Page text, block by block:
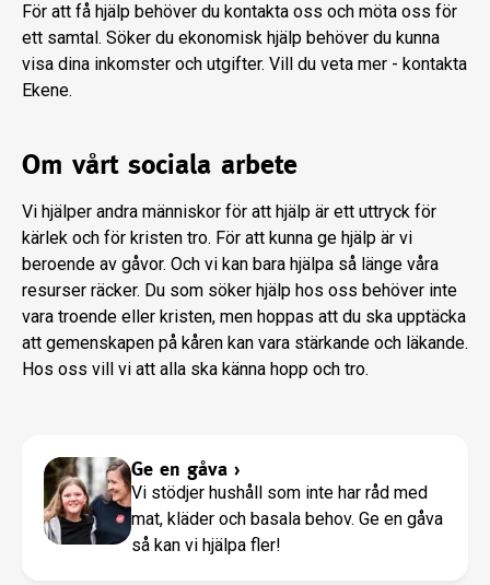
För att få hjälp behöver du kontakta oss och möta oss för
ett samtal. Söker du ekonomisk hjälp behöver du kunna
visa dina inkomster och utgifter. Vill du veta mer - kontakta
Ekene.
Om vårt sociala arbete
Vi hjälper andra människor för att hjälp är ett uttryck för
kärlek och för kristen tro. För att kunna ge hjälp är vi
beroende av gåvor. Och vi kan bara hjälpa så länge våra
resurser räcker. Du som söker hjälp hos oss behöver inte
vara troende eller kristen, men hoppas att du ska upptäcka
att gemenskapen på kåren kan vara stärkande och läkande.
Hos oss vill vi att alla ska känna hopp och tro.
Ge en gåva ›
Vi stödjer hushåll som inte har råd med
mat, kläder och basala behov. Ge en gåva
så kan vi hjälpa fler!